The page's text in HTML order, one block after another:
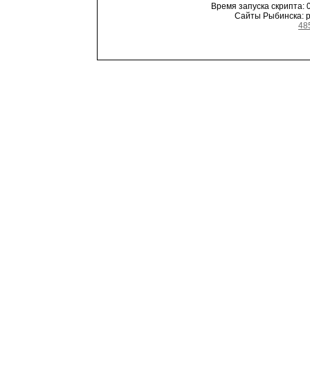
Время запуска скрипта:
Сайты Рыбинска: